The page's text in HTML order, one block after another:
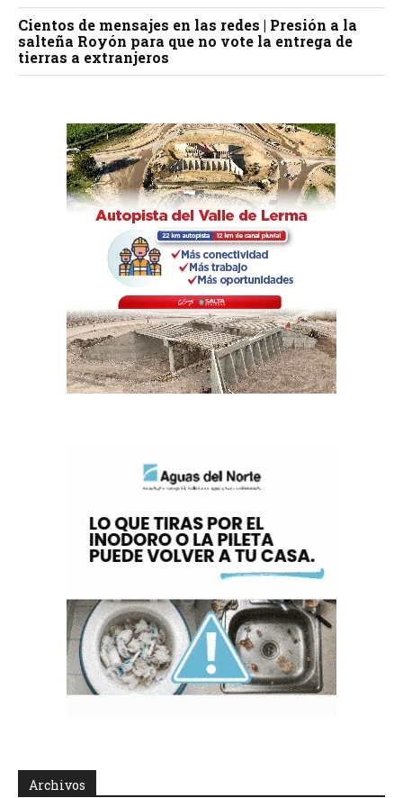
Cientos de mensajes en las redes | Presión a la
salteña Royón para que no vote la entrega de
tierras a extranjeros
Archivos